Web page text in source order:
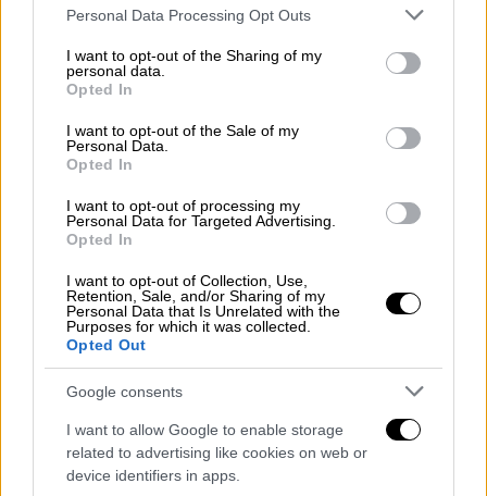
Please note that this website/app uses one or more Google
not limited to your visit or usage behaviour. You may click to
grant or deny consent to Google and its third-party tags to
use your data for below specified purposes in below Google
consent section.
Personal Data Processing Opt Outs
I want to opt-out of the Sharing of my
personal data.
Opted In
I want to opt-out of the Sale of my
Personal Data.
Opted In
I want to opt-out of processing my
Personal Data for Targeted Advertising.
Opted In
I want to opt-out of Collection, Use,
Retention, Sale, and/or Sharing of my
Personal Data that Is Unrelated with the
Purposes for which it was collected.
Opted Out
Google consents
I want to allow Google to enable storage
related to advertising like cookies on web or
device identifiers in apps.
τμήμα που είχε πληγεί από τον Ντάνιελ: «Τον
Ιούλιο του 2026 θα έχει το 100% της γραμμής
τηλεδιοίκηση και σηματοδότηση. Θέλουμε
πέδησης και κάνουμε ήδη εκπαιδεύσεις με
προσομοιωτή από τη Γερμανία».
Εκτός των ζητημάτων ασφαλείας, τα νέα
συστήματα αναμένεται να ενισχύσουν και τη
χωρητικότητα του δικτύου δίνοντας τη
δυνατότητα και για αυξημένη ταχύτητα,
ανέφερε ο κ. Κυρανάκης προαναγγέλοντας
ότι για τονη σκοπό αυτό θα κλείσουν
ισόπεδες διαβάσεις που μειώνουν την
ταχύτητα, ενώ ορισμένες θα μετατραπούν σε
ανισόπεδες.
Ανεβάζει ταχύτητα ο Προαστιακός